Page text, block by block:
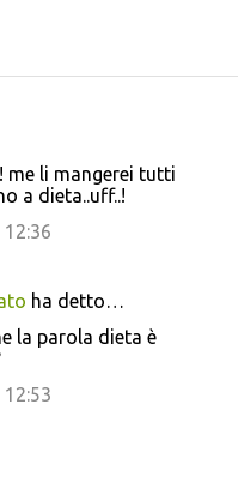
me li mangerei tutti
a dieta..uff..!
ha detto…
la parola dieta è